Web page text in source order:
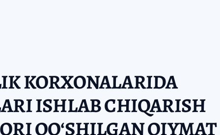
KORXONALARIDA
ISHLAB CHIQARISH
QOʻSHILGAN QIYMAT